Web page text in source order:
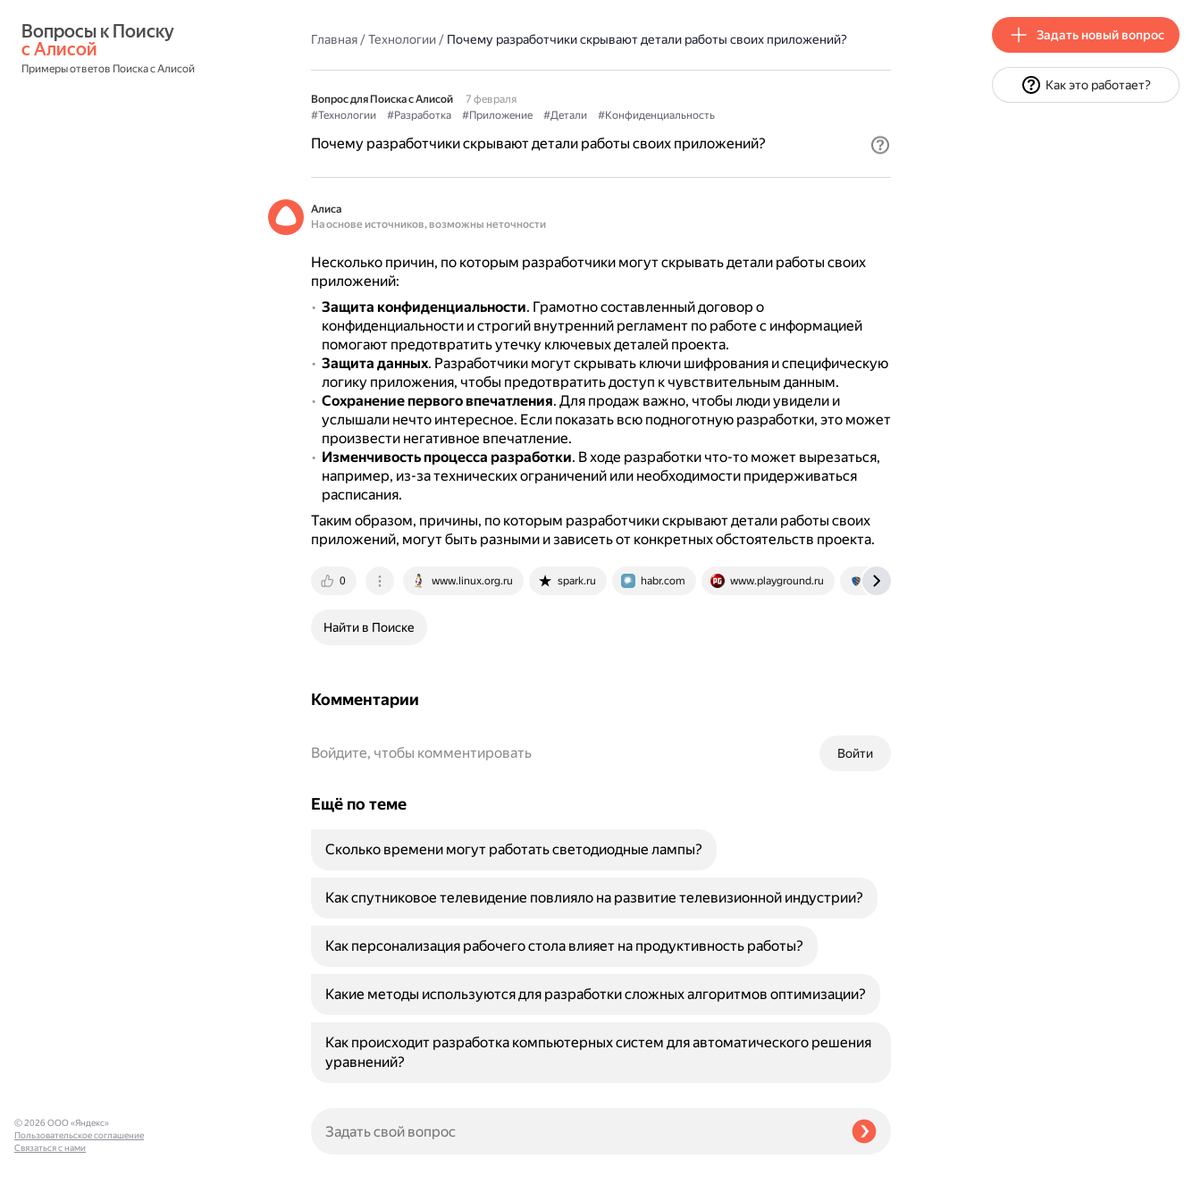
с Алисой
Примеры ответов Поиска с Алисой
Главная/Технологии/ Почему разработчики скрывают детали работы своих приложений?
Вопрос для Поиска с Алисой
7 февраля
#Технологии
#Разработка #Приложение #Детали #Конфиденциальность
Почему разработчики скрывают детали работы своих приложений?
Алиса
На основе источников, возможны неточности
Несколько причин, по которым разработчики могут скрывать детали работы своих
приложений:
Защита конфиденциальности. Грамотно составленный договор о
конфиденциальности и строгий внутренний регламент по работе с информацией
помогают предотвратить утечку ключевых деталей проекта.
Защита данных. Разработчики могут скрывать ключи шифрования и специфическую
логику приложения, чтобы предотвратить доступ к чувствительным данным.
Сохранение первого впечатления. Для продаж важно, чтобы люди увидели и
услышали нечто интересное. Если показать всю подноготную разработки, это может
произвести негативное впечатление.
Изменчивость процесса разработки. В ходе разработки что-то может вырезаться,
например, из-за технических ограничений или необходимости придерживаться
расписания.
Таким образом, причины, по которым разработчики скрывают детали работы своих
приложений, могут быть разными и зависеть от конкретных обстоятельств проекта.
0 www.linux.org.ru spark.ru habr.com www.playground.ru www.preemptive.com
Найти в Поиске
Комментарии
Войти
Войдите, чтобы комментировать
Ещё по теме
Сколько времени могут работать светодиодные лампы?
Как спутниковое телевидение повлияло на развитие телевизионной индустрии?
Как персонализация рабочего стола влияет на продуктивность работы?
Какие методы используются для разработки сложных алгоритмов оптимизации?
Как происходит разработка компьютерных систем для автоматического решения
уравнений?
© 2026 ООО «Яндекс»
Пользовательское соглашение
Связаться с нами
Задать новый вопрос
Как это работает?